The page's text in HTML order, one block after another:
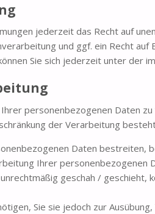
jederzeit das Recht auf
und ggf. ein Recht
Sie sich jederzeit unter der
personenbezogenen Daten
der Verarbeitung
Daten bestreiten,
Ihrer personenbezogenen
geschah / geschieht,
Sie sie jedoch zur